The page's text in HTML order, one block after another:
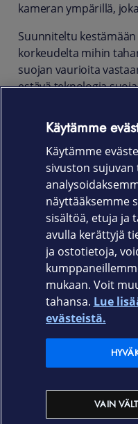
kameran ympärillä,
Suunniteltu
korkeudelta mihin
suojan vaurioita
estävä teknologia
pinnoite varmistaa
täydellinen suoja
Tuotekoodi
610100011
Elisa.fi
Elisan myymälät
Käytämme
Käytämme
sivuston sujuvan
näyttääksemme
sisältöä, etuja ja
avulla kerättyjä
ja ostotietoja,
mukaan. Voit
tahansa. Lue
evästeistä.
VAIN